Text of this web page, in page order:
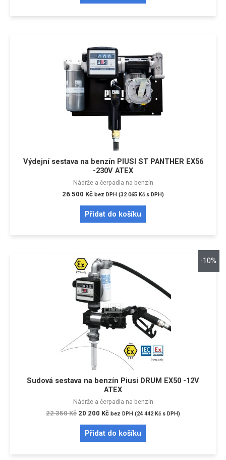
Výdejní sestava na benzín PIUSI ST PANTHER EX56
-230V ATEX
Nádrže a čerpadla na benzín
26 500 Kč bez DPH (32 065 Kč s DPH)
Přidat do košíku
-10%
Sudová sestava na benzín Piusi DRUM EX50 -12V
ATEX
Nádrže a čerpadla na benzín
22 350Kč 20 200 Kč bez DPH (24 442 Kč s DPH)
Přidat do košíku